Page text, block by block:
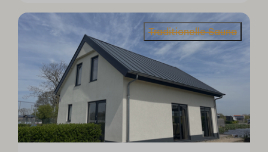
Traditionelle Sauna